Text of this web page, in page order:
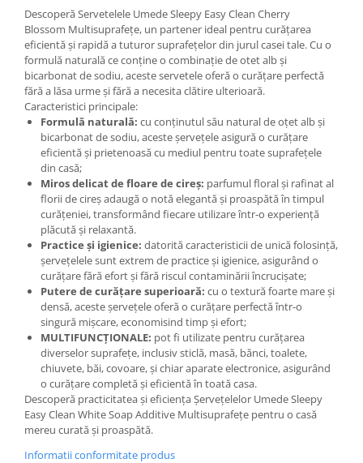
Servetele Umede
Descoperă Servetelele Umede Sleepy Easy Clean Cherry
Blossom Multisuprafețe, un partener ideal pentru curățarea
eficientă și rapidă a tuturor suprafețelor din jurul casei tale. Cu o
formulă naturală ce conține o combinație de otet alb și
bicarbonat de sodiu, aceste servetele oferă o curățare perfectă
fără a lăsa urme și fără a necesita clătire ulterioară.
Caracteristici principale:
Formulă naturală: cu conținutul său natural de oțet alb și
bicarbonat de sodiu, aceste șervețele asigură o curățare
eficientă și prietenoasă cu mediul pentru toate suprafețele
din casă;
Miros delicat de floare de cireș: parfumul floral și rafinat al
florii de cireș adaugă o notă elegantă și proaspătă în timpul
curățeniei, transformând fiecare utilizare într-o experiență
plăcută și relaxantă.
Practice și igienice: datorită caracteristicii de unică folosință,
șervețelele sunt extrem de practice și igienice, asigurând o
curățare fără efort și fără riscul contaminării încrucișate;
Putere de curățare superioară: cu o textură foarte mare și
densă, aceste șervețele oferă o curățare perfectă într-o
singură mișcare, economisind timp și efort;
MULTIFUNCȚIONALE: pot fi utilizate pentru curățarea
diverselor suprafețe, inclusiv sticlă, masă, bănci, toalete,
chiuvete, băi, covoare, și chiar aparate electronice, asigurând
o curățare completă și eficientă în toată casa.
Descoperă practicitatea și eficiența Șervețelelor Umede Sleepy
Easy Clean White Soap Additive Multisuprafețe pentru o casă
mereu curată și proaspătă.
Informatii conformitate produs